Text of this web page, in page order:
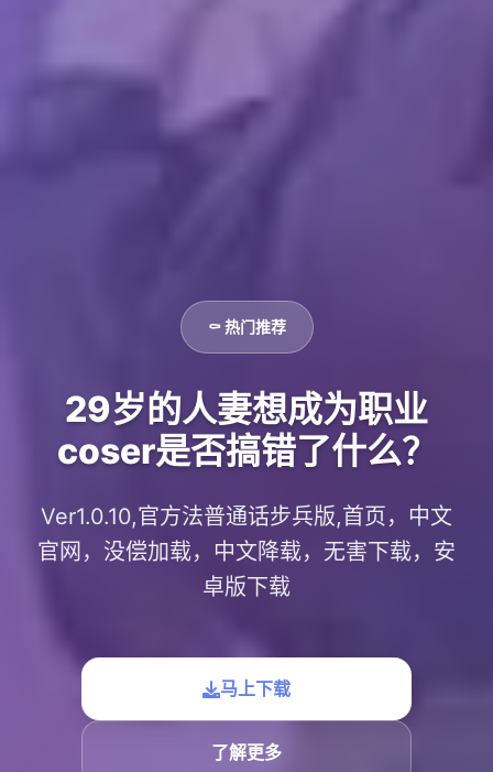
⚰️ 热门推荐
29岁的人妻想成为职业
coser是否搞错了什么？
Ver1.0.10,官方法普通话步兵版,首页，中文
官网，没偿加载，中文降载，无害下载，安
卓版下载
马上下载
了解更多